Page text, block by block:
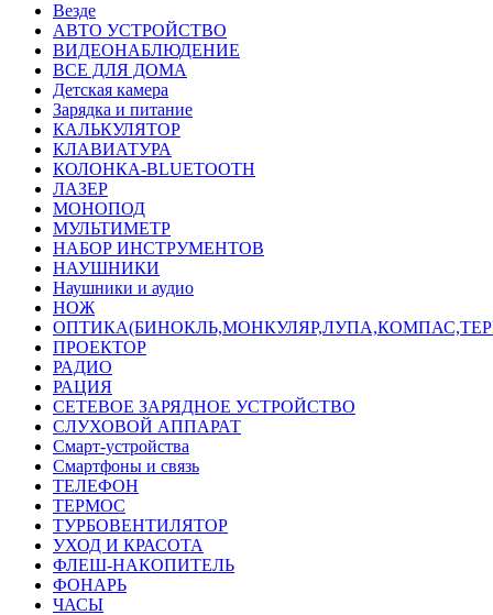
Везде
АВТО УСТРОЙСТВО
ВИДЕОНАБЛЮДЕНИЕ
ВСЕ ДЛЯ ДОМА
Детская камера
Зарядка и питание
КАЛЬКУЛЯТОР
КЛАВИАТУРА
КОЛОНКА-BLUETOOTH
ЛАЗЕР
МОНОПОД
МУЛЬТИМЕТР
НАБОР ИНСТРУМЕНТОВ
НАУШНИКИ
Наушники и аудио
НОЖ
ПРОЕКТОР
РАДИО
РАЦИЯ
СЕТЕВОЕ ЗАРЯДНОЕ УСТРОЙСТВО
СЛУХОВОЙ АППАРАТ
Смарт-устройства
Смартфоны и связь
ТЕЛЕФОН
ТЕРМОС
ТУРБОВЕНТИЛЯТОР
УХОД И КРАСОТА
ФЛЕШ-НАКОПИТЕЛЬ
ФОНАРЬ
ЧАСЫ